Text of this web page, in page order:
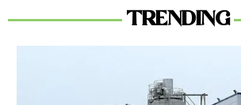
TRENDING